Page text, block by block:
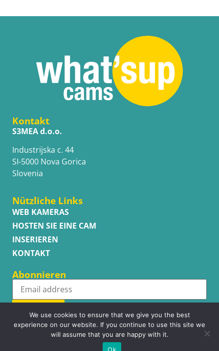
Kontakt
S3MEA d.o.o.
Industrijska c. 44
SI-5000 Nova Gorica
Slovenia
Nützliche Links
WEB KAMERAS
HOSTEN SIE EINE CAM
INSERIEREN
KONTAKT
Abonnieren
Subscribe
We use cookies to ensure that we give you the best
experience on our website. If you continue to use this site we
will assume that you are happy with it.
Ok